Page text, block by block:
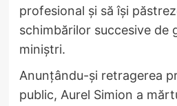
profesional și să își
schimbărilor succesive de
miniștri.
Anunțându-și retragerea
public, Aurel Simion a